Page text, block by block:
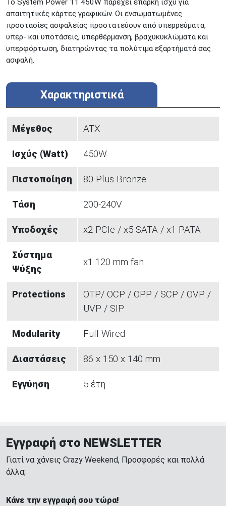
Το System Power 11 450W παρέχει επαρκή ισχύ για
απαιτητικές κάρτες γραφικών. Οι ενσωματωμένες
προστασίες ασφαλείας προστατεύουν από υπερρεύματα,
υπερ- και υποτάσεις, υπερθέρμανση, βραχυκυκλώματα και
υπερφόρτωση, διατηρώντας τα πολύτιμα εξαρτήματά σας
ασφαλή.
Χαρακτηριστικά
Μέγεθος ATX
Ισχύς (Watt) 450W
Πιστοποίηση 80 Plus Bronze
Τάση 200-240V
Υποδοχές x2 PCIe / x5 SATA / x1 PATA
Σύστημα
Ψύξης
x1 120 mm fan
Protections
OTP/ OCP / OPP / SCP / OVP /
UVP / SIP
Modularity Full Wired
Διαστάσεις 86 x 150 x 140 mm
Εγγύηση 5 έτη
Εγγραφή στο NEWSLETTER
Γιατί να χάνεις Crazy Weekend, Προσφορές και πολλά
άλλα;
Κάνε την εγγραφή σου τώρα!